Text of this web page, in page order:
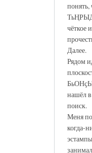
чёткое
Далее.
Рядом
нашёл
поиск.
Меня
когда-